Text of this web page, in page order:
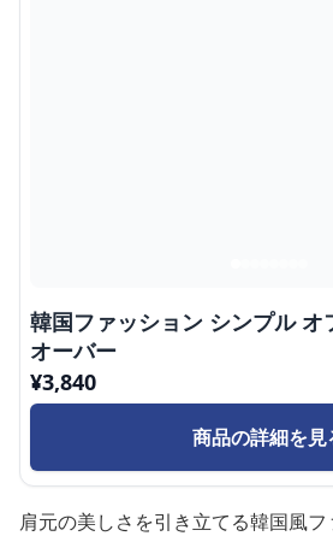
韓国ファッション シンプル オ
オーバー
¥3,840
商品の詳細を見
肩元の美しさを引き立てる韓国風